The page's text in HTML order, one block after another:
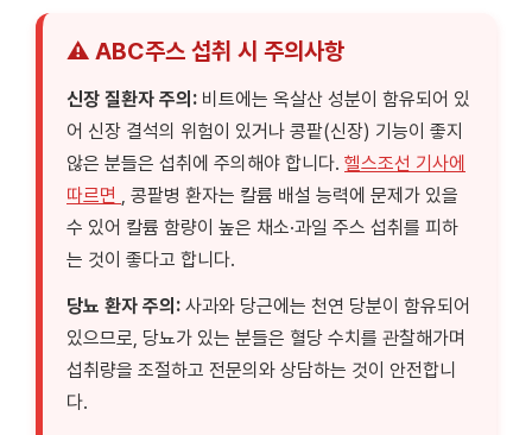
⚠️ ABC주스 섭취 시 주의사항
신장 질환자 주의: 비트에는 옥살산 성분이 함유되어 있
어 신장 결석의 위험이 있거나 콩팥(신장) 기능이 좋지
않은 분들은 섭취에 주의해야 합니다. 헬스조선 기사에
따르면 , 콩팥병 환자는 칼륨 배설 능력에 문제가 있을
수 있어 칼륨 함량이 높은 채소·과일 주스 섭취를 피하
는 것이 좋다고 합니다.
당뇨 환자 주의: 사과와 당근에는 천연 당분이 함유되어
있으므로, 당뇨가 있는 분들은 혈당 수치를 관찰해가며
섭취량을 조절하고 전문의와 상담하는 것이 안전합니
다.